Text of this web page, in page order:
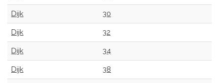
Dijk 30
Dijk 32
Dijk 34
Dijk 38